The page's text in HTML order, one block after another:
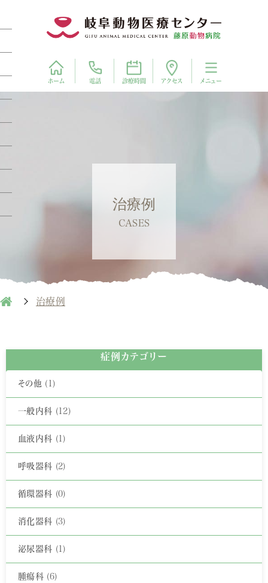
ホーム 電話 診療時間 アクセス メニュー
治療例
CASES
治療例
症例カテゴリー
その他 (1)
一般内科 (12)
血液内科 (1)
呼吸器科 (2)
循環器科 (0)
消化器科 (3)
泌尿器科 (1)
腫瘍科 (6)